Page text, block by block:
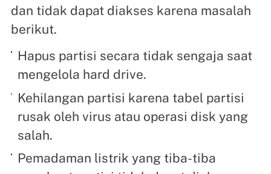
dan tidak dapat diakses karena masalah
berikut.
Hapus partisi secara tidak sengaja saat
mengelola hard drive.
Kehilangan partisi karena tabel partisi
rusak oleh virus atau operasi disk yang
salah.
Pemadaman listrik yang tiba-tiba